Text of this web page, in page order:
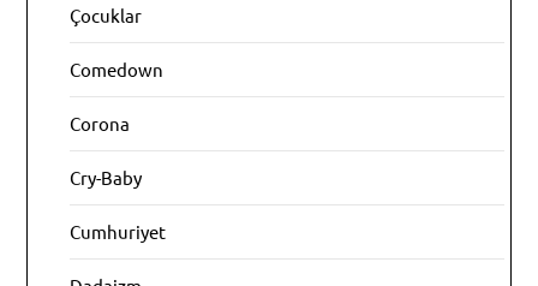
Çocuklar
Comedown
Corona
Cry-Baby
Cumhuriyet